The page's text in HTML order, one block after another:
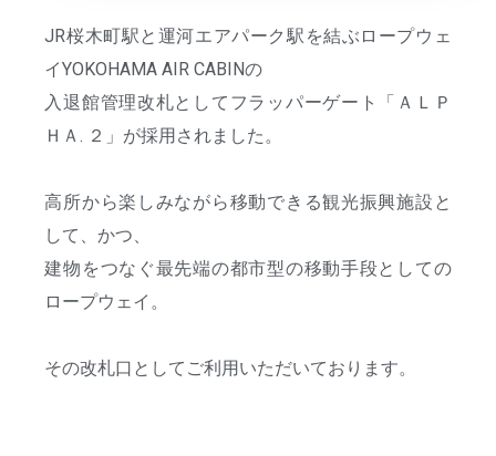
JR桜木町駅と運河エアパーク駅を結ぶロープウェ
イYOKOHAMA AIR CABINの
入退館管理改札としてフラッパーゲート「ＡＬＰ
ＨＡ. ２」が採用されました。
高所から楽しみながら移動できる観光振興施設と
して、かつ、
建物をつなぐ最先端の都市型の移動手段としての
ロープウェイ。
その改札口としてご利用いただいております。